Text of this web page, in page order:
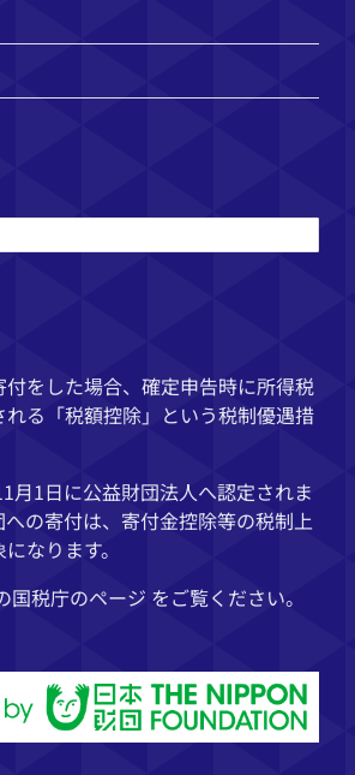
をした場合、確定申告時に所得税
る「税額控除」という税制優遇措
月1日に公益財団法人へ認定されま
への寄付は、寄付金控除等の税制上
なります。
国税庁のページ をご覧ください。